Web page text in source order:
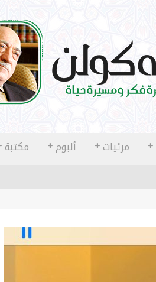
مرئيات ألبوم مكتبة